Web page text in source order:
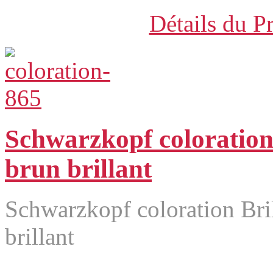
Détails du
Schwarzkopf
brun brillant
Schwarzkopf coloration
brillant